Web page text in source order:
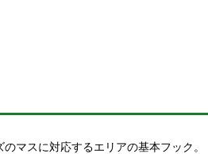
マスに対応するエリアの基本フック。